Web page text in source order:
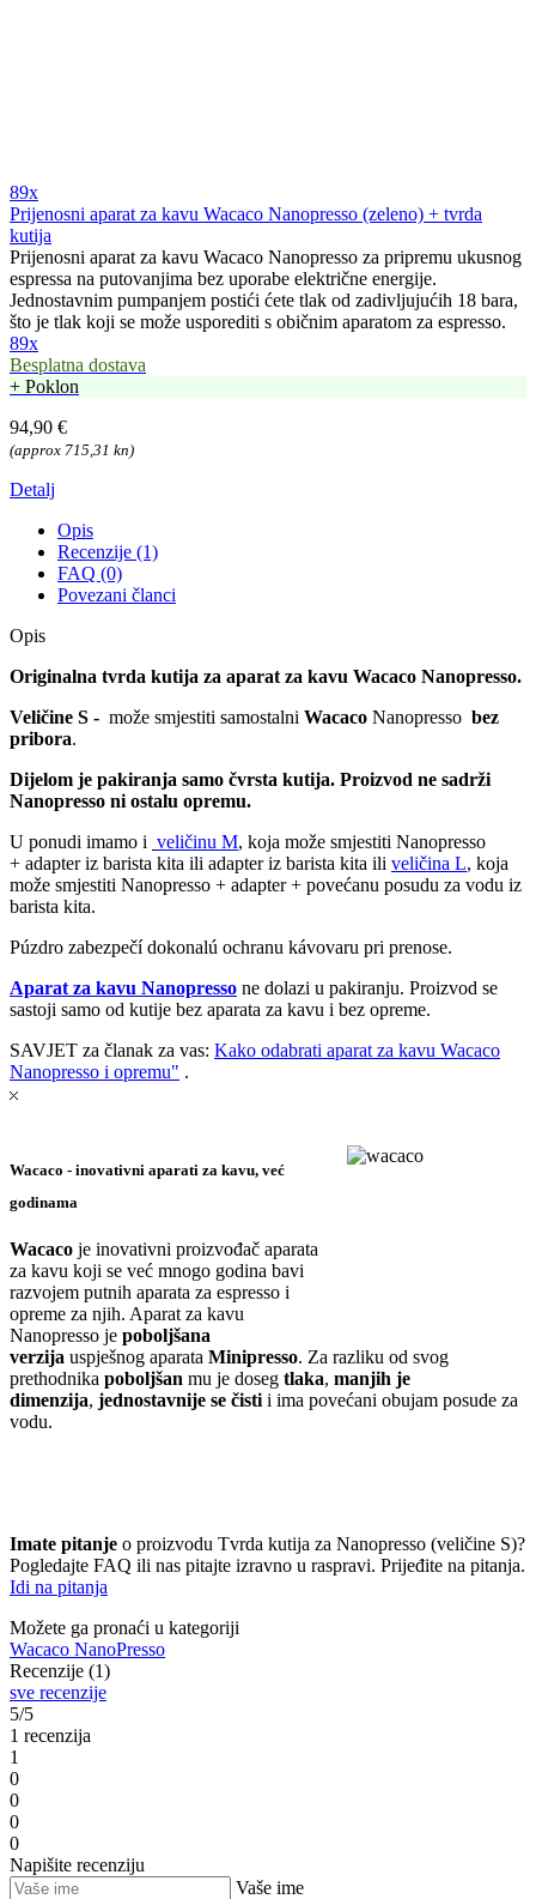
89x
Prijenosni aparat za kavu Wacaco Nanopresso (zeleno) + tvrda
kutija
Prijenosni aparat za kavu Wacaco Nanopresso za pripremu ukusnog
espressa na putovanjima bez uporabe električne energije.
Jednostavnim pumpanjem postići ćete tlak od zadivljujućih 18 bara,
što je tlak koji se može usporediti s običnim aparatom za espresso.
89x
Besplatna dostava
+ Poklon
94,90 €
(approx 715,31 kn)
Detalj
Opis
Recenzije (1)
FAQ (0)
Povezani članci
Opis
Originalna tvrda kutija za aparat za kavu Wacaco Nanopresso.
Veličine S - može smjestiti samostalni Wacaco Nanopresso bez
pribora.
Dijelom je pakiranja samo čvrsta kutija. Proizvod ne sadrži
Nanopresso ni ostalu opremu.
U ponudi imamo i veličinu M, koja može smjestiti Nanopresso
+ adapter iz barista kita ili adapter iz barista kita ili veličina L, koja
može smjestiti Nanopresso + adapter + povećanu posudu za vodu iz
barista kita.
Púzdro zabezpečí dokonalú ochranu kávovaru pri prenose.
Aparat za kavu Nanopresso ne dolazi u pakiranju. Proizvod se
sastoji samo od kutije bez aparata za kavu i bez opreme.
SAVJET za članak za vas: Kako odabrati aparat za kavu Wacaco
Nanopresso i opremu" .
Wacaco - inovativni aparati za kavu, već
godinama
Wacaco je inovativni proizvođač aparata
za kavu koji se već mnogo godina bavi
razvojem putnih aparata za espresso i
opreme za njih. Aparat za kavu
Nanopresso je poboljšana
verzija uspješnog aparata Minipresso. Za razliku od svog
prethodnika poboljšan mu je doseg tlaka, manjih je
dimenzija, jednostavnije se čisti i ima povećani obujam posude za
vodu.
Imate pitanje o proizvodu Tvrda kutija za Nanopresso (veličine S)?
Pogledajte FAQ ili nas pitajte izravno u raspravi. Prijeđite na pitanja.
Idi na pitanja
Možete ga pronaći u kategoriji
Wacaco NanoPresso
Recenzije (1)
sve recenzije
5/5
1 recenzija
1
0
0
0
0
Napišite recenziju
Vaše ime